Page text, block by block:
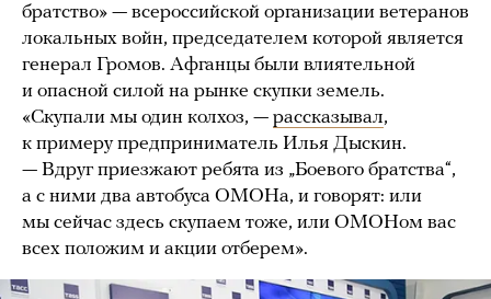
братство» — всероссийской организации ветеранов
локальных войн, председателем которой является
генерал Громов. Афганцы были влиятельной
и опасной силой на рынке скупки земель.
«Скупали мы один колхоз, — рассказывал,
к примеру предприниматель Илья Дыскин.
— Вдруг приезжают ребята из „Боевого братства“,
а с ними два автобуса ОМОНа, и говорят: или
мы сейчас здесь скупаем тоже, или ОМОНом вас
всех положим и акции отберем».